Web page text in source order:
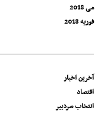
می 2018
فوریه 2018
آخرین اخبار
اقتصاد
انتخاب سردبیر